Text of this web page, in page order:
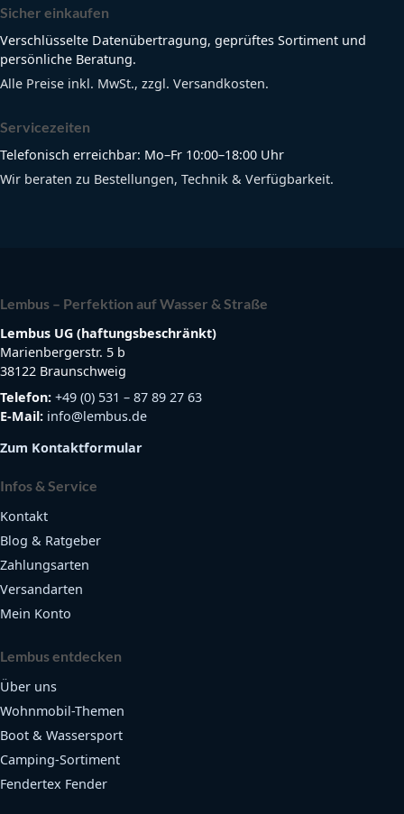
Sicher einkaufen
Verschlüsselte Datenübertragung, geprüftes Sortiment und
persönliche Beratung.
Alle Preise inkl. MwSt., zzgl. Versandkosten.
Servicezeiten
Telefonisch erreichbar: Mo–Fr 10:00–18:00 Uhr
Wir beraten zu Bestellungen, Technik & Verfügbarkeit.
Lembus – Perfektion auf Wasser & Straße
Lembus UG (haftungsbeschränkt)
Marienbergerstr. 5 b
38122 Braunschweig
Telefon: +49 (0) 531 – 87 89 27 63
E-Mail: info@lembus.de
Zum Kontaktformular
Infos & Service
Kontakt
Blog & Ratgeber
Zahlungsarten
Versandarten
Mein Konto
Lembus entdecken
Über uns
Wohnmobil-Themen
Boot & Wassersport
Camping-Sortiment
Fendertex Fender